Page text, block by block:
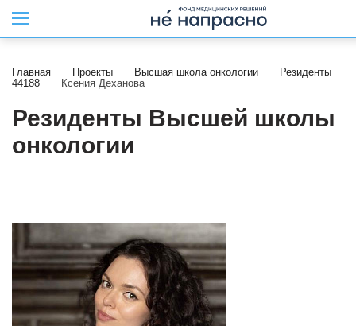
Главная Проекты Высшая школа онкологии
Резиденты
44188
Ксения Деханова
Резиденты Высшей школы
онкологии